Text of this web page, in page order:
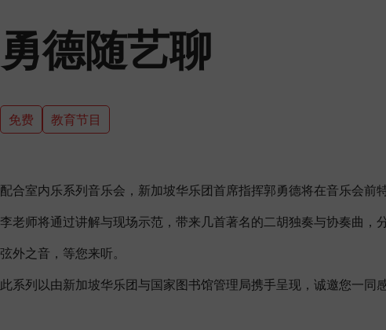
勇德随艺聊
免费 教育节目
配合室内乐系列音乐会，新加坡华乐团首席指挥郭勇德将在音乐会前
李老师将通过讲解与现场示范，带来几首著名的二胡独奏与协奏曲，
弦外之音，等您来听。
此系列以由新加坡华乐团与国家图书馆管理局携手呈现，诚邀您一同